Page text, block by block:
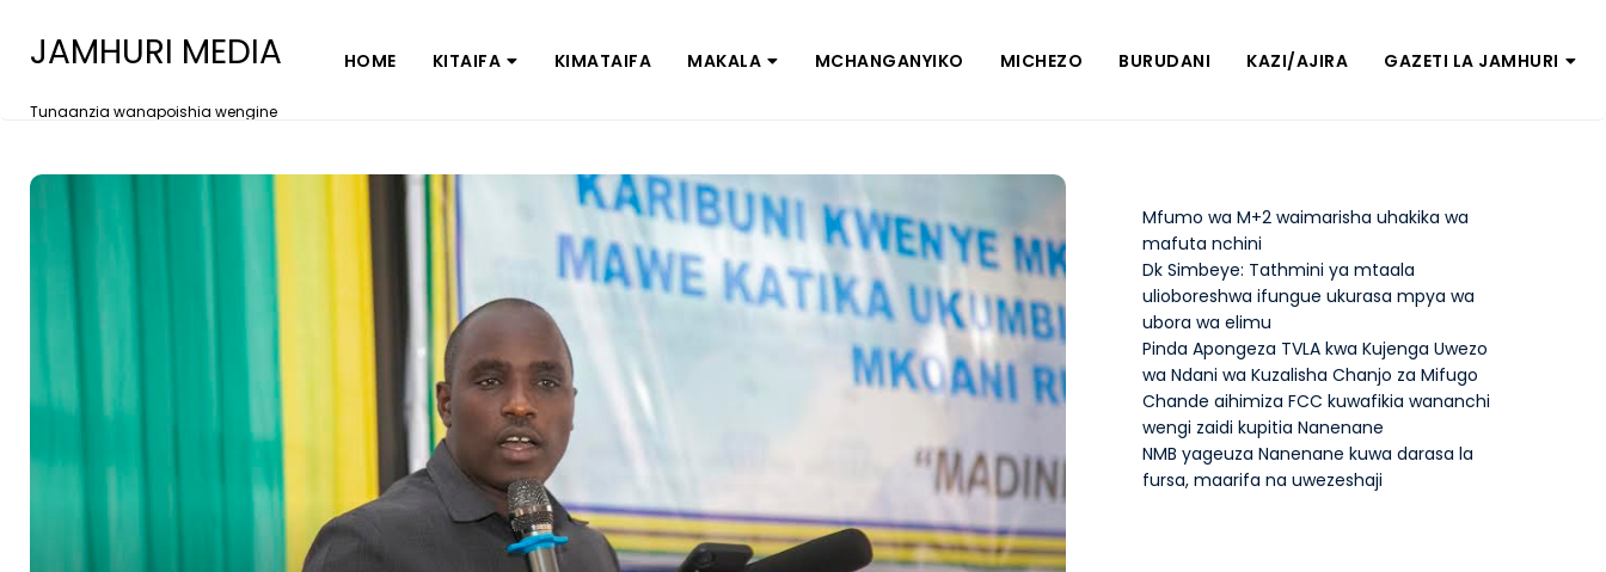
JAMHURI MEDIA
Tunaanzia wanapoishia wengine
HOME KITAIFA KIMATAIFA MAKALA MCHANGANYIKO MICHEZO BURUDANI KAZI/AJIRA GAZETI LA JAMHURI
Mfumo wa M+2 waimarisha uhakika wa
mafuta nchini
Dk Simbeye: Tathmini ya mtaala
ulioboreshwa ifungue ukurasa mpya wa
ubora wa elimu
Pinda Apongeza TVLA kwa Kujenga Uwezo
wa Ndani wa Kuzalisha Chanjo za Mifugo
Chande aihimiza FCC kuwafikia wananchi
wengi zaidi kupitia Nanenane
NMB yageuza Nanenane kuwa darasa la
fursa, maarifa na uwezeshaji